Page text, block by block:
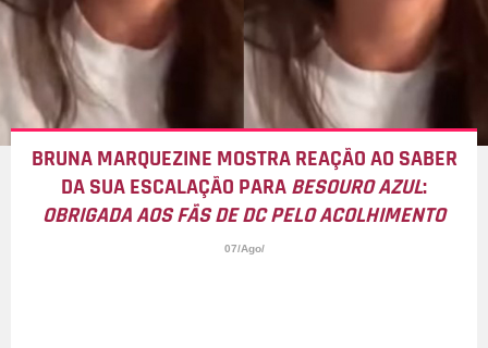
BRUNA MARQUEZINE MOSTRA REAÇÃO AO SABER
DA SUA ESCALAÇÃO PARABESOURO AZUL:
OBRIGADA AOS FÃS DE DC PELO ACOLHIMENTO
07/Ago/